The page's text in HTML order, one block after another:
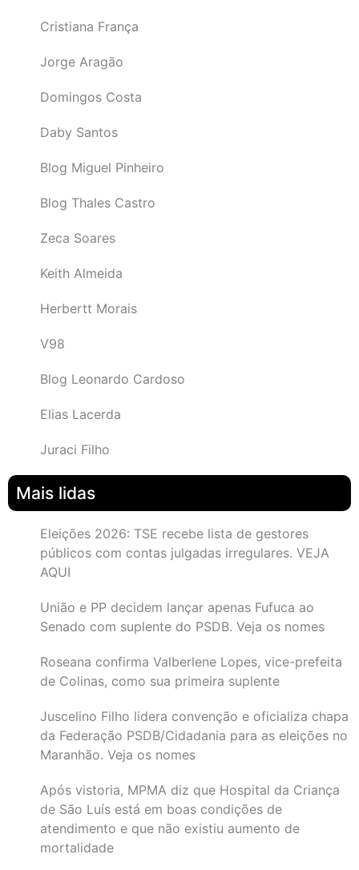
Cristiana França
Jorge Aragão
Domingos Costa
Daby Santos
Blog Miguel Pinheiro
Blog Thales Castro
Zeca Soares
Keith Almeida
Herbertt Morais
V98
Blog Leonardo Cardoso
Elias Lacerda
Juraci Filho
Mais lidas
Eleições 2026: TSE recebe lista de gestores
públicos com contas julgadas irregulares. VEJA
AQUI
União e PP decidem lançar apenas Fufuca ao
Senado com suplente do PSDB. Veja os nomes
Roseana confirma Valberlene Lopes, vice-prefeita
de Colinas, como sua primeira suplente
Juscelino Filho lidera convenção e oficializa chapa
da Federação PSDB/Cidadania para as eleições no
Maranhão. Veja os nomes
Após vistoria, MPMA diz que Hospital da Criança
de São Luís está em boas condições de
atendimento e que não existiu aumento de
mortalidade